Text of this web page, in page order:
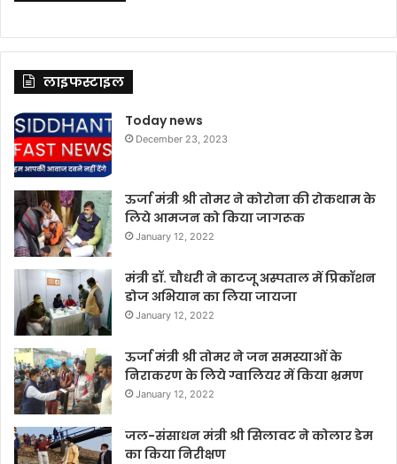
लाइफस्टाइल
Today news
December 23, 2023
ऊर्जा मंत्री श्री तोमर ने कोरोना की रोकथाम के
लिये आमजन को किया जागरूक
January 12, 2022
मंत्री डॉ. चौधरी ने काटजू अस्पताल में प्रिकॉशन
डोज अभियान का लिया जायजा
January 12, 2022
ऊर्जा मंत्री श्री तोमर ने जन समस्याओं के
निराकरण के लिये ग्वालियर में किया भ्रमण
January 12, 2022
जल-संसाधन मंत्री श्री सिलावट ने कोलार डेम
का किया निरीक्षण